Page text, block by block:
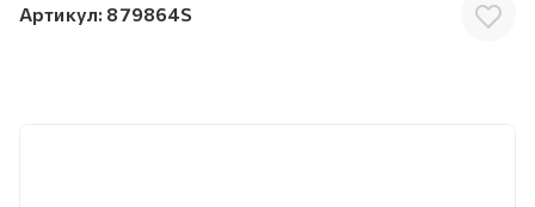
Артикул: 879864S